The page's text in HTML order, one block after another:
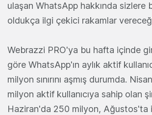
ulaşan WhatsApp hakkında sizlere
oldukça ilgi çekici rakamlar
Webrazzi PRO'ya bu hafta içinde
göre WhatsApp'ın aylık aktif
milyon sınırını aşmış durumda.
milyon aktif kullanıcıya sahip olan
Haziran'da 250 milyon, Ağustos'ta